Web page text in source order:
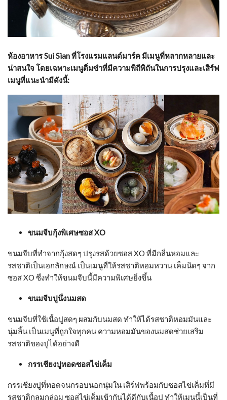
ห้องอาหาร Sui Sian ที่โรงแรมแลนด์มาร์ค มีเมนูที่หลากหลายและ
น่าสนใจ โดยเฉพาะเมนูติ่มซำที่มีความพิถีพิถันในการปรุงและเสิร์ฟ
เมนูที่แนะนำมีดังนี้:
ขนมจีบกุ้งพิเศษซอส XO
ขนมจีบที่ทำจากกุ้งสดๆ ปรุงรสด้วยซอส XO ที่มีกลิ่นหอมและ
รสชาติเป็นเอกลักษณ์ เป็นเมนูที่ให้รสชาติหอมหวาน เค็มนิดๆ จาก
ซอส XO ซึ่งทำให้ขนมจีบนี้มีความพิเศษยิ่งขึ้น
ขนมจีบปูนึ่งนมสด
ขนมจีบที่ใช้เนื้อปูสดๆ ผสมกับนมสด ทำให้ได้รสชาติหอมมันและ
นุ่มลิ้น เป็นเมนูที่ถูกใจทุกคน ความหอมมันของนมสดช่วยเสริม
รสชาติของปูได้อย่างดี
กรรเชียงปูทอดซอสไข่เค็ม
กรรเชียงปูที่ทอดจนกรอบนอกนุ่มใน เสิร์ฟพร้อมกับซอสไข่เค็มที่มี
รสชาติกลมกล่อม ซอสไข่เค็มเข้ากันได้ดีกับเนื้อปู ทำให้เมนูนี้เป็นที่